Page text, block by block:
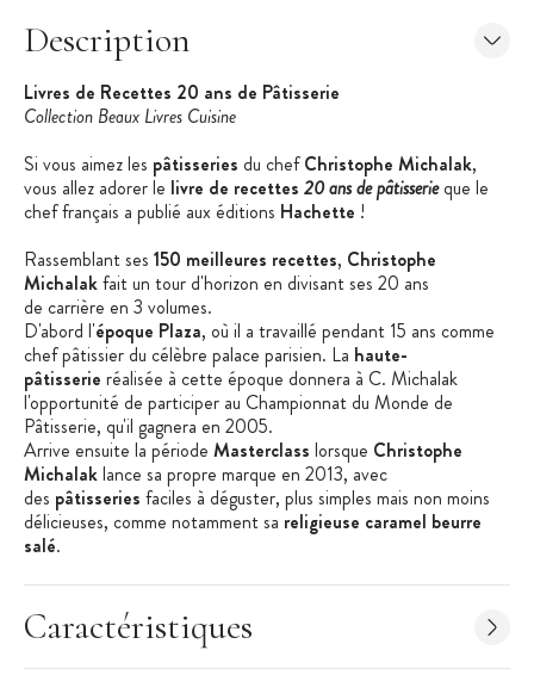
Description
Livres de Recettes 20 ans de Pâtisserie
Collection Beaux Livres Cuisine
Si vous aimez les pâtisseries du chefChristophe Michalak,
vous allez adorer le livre de recettes 20 ans de pâtisserieque le
chef français a publié aux éditions Hachette !
Rassemblant ses 150 meilleures recettes, Christophe
Michalakfait un tour d'horizon en divisant ses 20 ans
de carrière en 3 volumes.
D'abord l'époque Plaza, où il a travaillé pendant 15 ans comme
chef pâtissier du célèbre palace parisien. La haute-
pâtisserie réalisée à cette époque donnera à C. Michalak
l'opportunité de participer au Championnat du Monde de
Pâtisserie, qu'il gagnera en 2005.
Arrive ensuite la période Masterclass lorsque Christophe
Michalaklance sa propre marque en 2013, avec
des pâtisseries faciles à déguster, plus simples mais non moins
délicieuses, comme notamment sa religieuse caramel beurre
salé.
décide de chambouler les règles de lapâtisserie
françaisetraditionnelle avec des
que, entre autres, des revisites de classiques comme le
Brestou lapomme d'amour.
Caractéristiques